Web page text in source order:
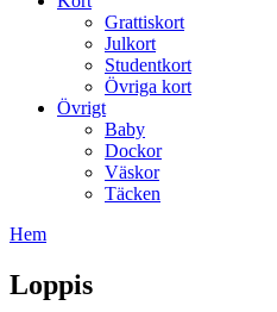
Grattiskort
Julkort
Studentkort
Övriga kort
Övrigt
Baby
Dockor
Väskor
Täcken
Hem
Loppis